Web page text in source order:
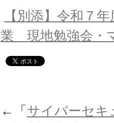
【別添】令和７
業 現地勉強会・
←「 サイバーセキ